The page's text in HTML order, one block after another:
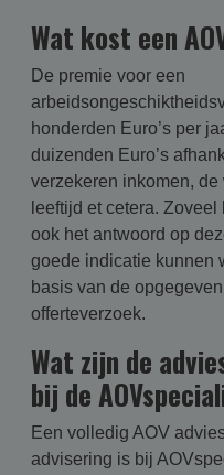
Wat kost een
De premie voor een
honderden Euro’s per
duizenden Euro’s
verzekeren inkomen,
leeftijd et cetera.
ook het antwoord op
goede indicatie kunnen
basis van de
offerteverzoek.
Wat zijn de
bij de
Een volledig AOV
advisering is bij